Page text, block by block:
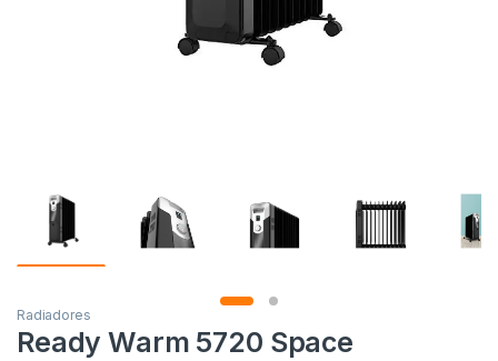
Radiadores
Ready Warm 5720 Space